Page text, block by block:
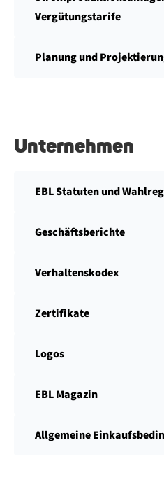
Vergütungstarife
Planung und
Unternehmen
EBL Statuten und
Geschäftsberichte
Verhaltenskodex
Zertifikate
Logos
EBL Magazin
Allgemeine